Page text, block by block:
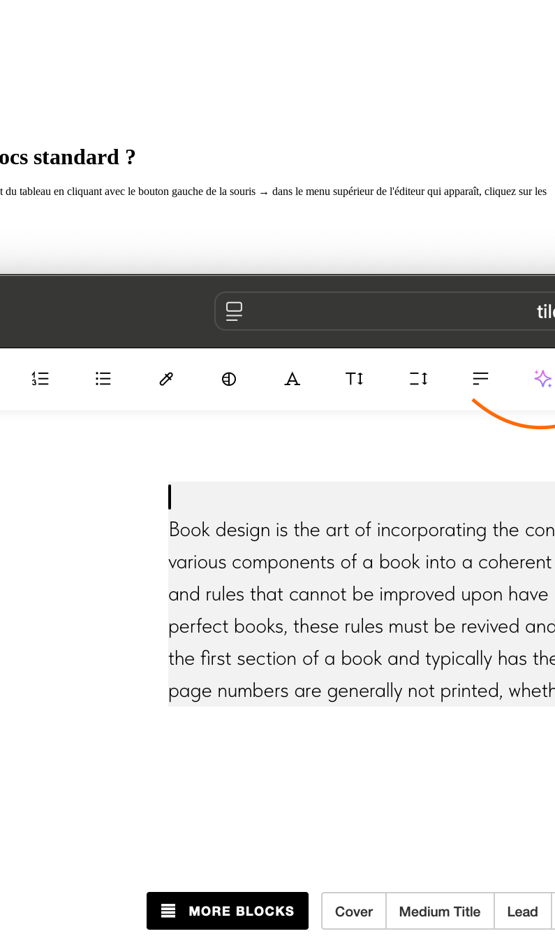
standard ?
tableau en cliquant avec le bouton gauche de la souris → dans le menu supérieur de l'éditeur qui apparaît, cliquez sur les